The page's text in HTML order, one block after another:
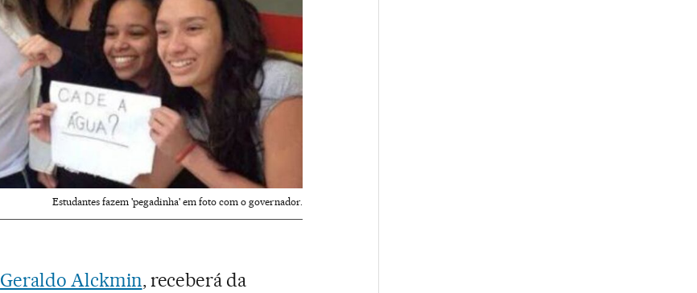
Estudantes fazem 'pegadinha' em foto com o governador.
Geraldo Alckmin, receberá da